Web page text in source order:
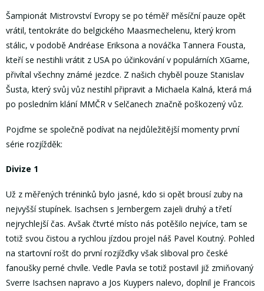
Šampionát Mistrovství Evropy se po téměř měsíční pauze opět
vrátil, tentokráte do belgického Maasmechelenu, který krom
stálic, v podobě Andréase Eriksona a nováčka Tannera Fousta,
kteří se nestihli vrátit z USA po účinkování v populárních XGame,
přivítal všechny známé jezdce. Z našich chyběl pouze Stanislav
Šusta, který svůj vůz nestihl připravit a Michaela Kalná, která má
po posledním klání MMČR v Selčanech značně poškozený vůz.
Pojďme se společně podívat na nejdůležitější momenty první
série rozjížděk:
Divize 1
Už z měřených tréninků bylo jasné, kdo si opět brousí zuby na
nejvyšší stupínek. Isachsen s Jernbergem zajeli druhý a třetí
nejrychlejší čas. Avšak čtvrté místo nás potěšilo nejvíce, tam se
totiž svou čistou a rychlou jízdou projel náš Pavel Koutný. Pohled
na startovní rošt do první rozjížďky však sliboval pro české
fanoušky perné chvíle. Vedle Pavla se totiž postavil již zmiňovaný
Sverre Isachsen napravo a Jos Kuypers nalevo, doplnil je Francois